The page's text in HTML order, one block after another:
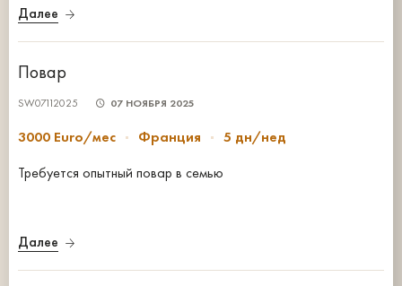
Далее
Повар
SW07112025 07 НОЯБРЯ 2025
3000 Euro/мес Франция
5 дн/нед
Требуется опытный повар в семью
Далее